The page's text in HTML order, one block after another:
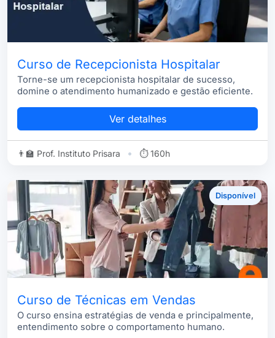
Curso de Recepcionista Hospitalar
Torne-se um recepcionista hospitalar de sucesso,
domine o atendimento humanizado e gestão eficiente.
Ver detalhes
👨‍🏫 Prof. Instituto Prisara • ⏱ 160h
Disponível
Curso de Técnicas em Vendas
O curso ensina estratégias de venda e principalmente,
entendimento sobre o comportamento humano.